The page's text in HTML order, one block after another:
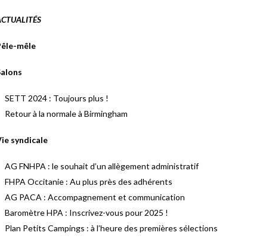
mêle
SETT 2024 : Toujours plus !
Retour à la normale à Birmingham
syndicale
AG FNHPA : le souhait d’un allègement administratif
FHPA Occitanie : Au plus près des adhérents
AG PACA : Accompagnement et communication
Baromètre HPA : Inscrivez-vous pour 2025 !
Plan Petits Campings : à l’heure des premières sélections